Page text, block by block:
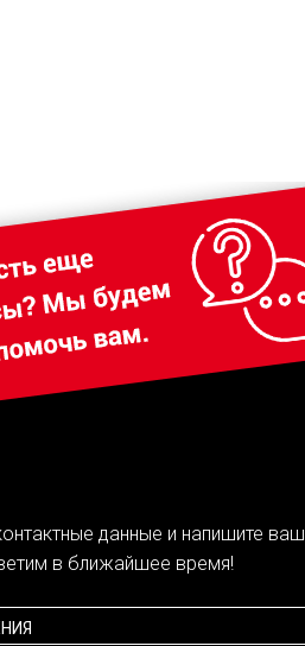
данные и напишите ваш
в ближайшее время!